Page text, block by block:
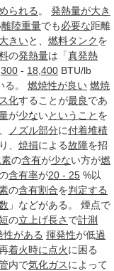
られる 。 発熱量が大き
離陸重量でも必要な距離
きいと、 燃料タンクを
の発熱量は「真発熱
300 - 18 400 BTU/lb
る。 燃焼性が良い 燃焼
化することが最良であ
が少ないということ を
ノズル部分に付着堆積
、 焼損による故障を招
の含有が少ない方が燃
含有率が20 - 25 %以
の含有割合を判定する
」などがある。 煙点で
の立上げ長さ で計測
性がある 揮発性が低過
着火時に 点火に困る
内で気化ガスによって